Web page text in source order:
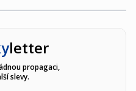
letter
propagaci,
slevy.